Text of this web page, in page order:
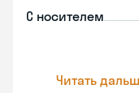
С носителем
Читать